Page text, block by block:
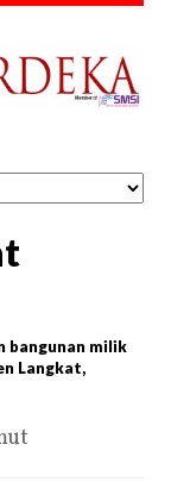
bangunan milik
Langkat,